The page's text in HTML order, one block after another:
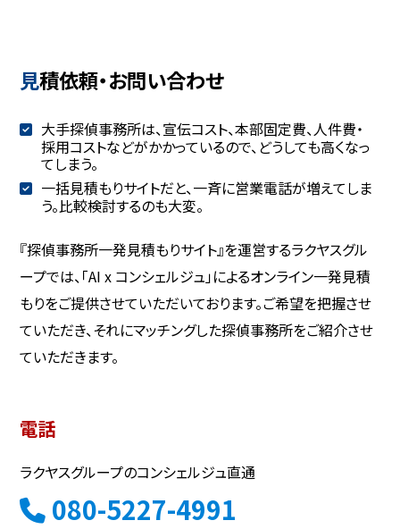
見積依頼・お問い合わせ
大手探偵事務所は、宣伝コスト、本部固定費、人件費・
採用コストなどがかかっているので、どうしても高くなっ
てしまう。
一括見積もりサイトだと、一斉に営業電話が増えてしま
う。比較検討するのも大変。
『探偵事務所一発見積もりサイト』を運営するラクヤスグル
ープでは、「AI x コンシェルジュ」によるオンライン一発見積
もりをご提供させていただいております。ご希望を把握させ
ていただき、それにマッチングした探偵事務所をご紹介させ
ていただきます。
電話
ラクヤスグループのコンシェルジュ直通
080-5227-4991